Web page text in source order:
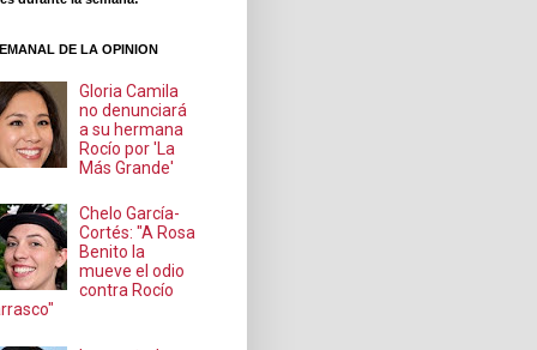
DE LA OPINION
Gloria Camila
no denunciará
a su hermana
Rocío por 'La
Más Grande'
Chelo García-
Cortés: "A Rosa
Benito la
mueve el odio
contra Rocío